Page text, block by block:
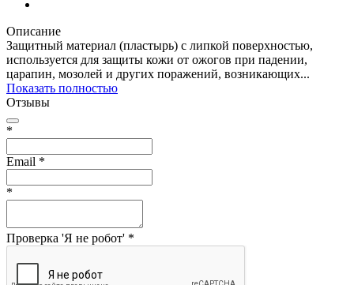
Описание
Защитный материал (пластырь) с липкой поверхностью,
используется для защиты кожи от ожогов при падении,
царапин, мозолей и других поражений, возникающих...
Показать полностью
Отзывы
*
Email *
*
Проверка 'Я не робот' *